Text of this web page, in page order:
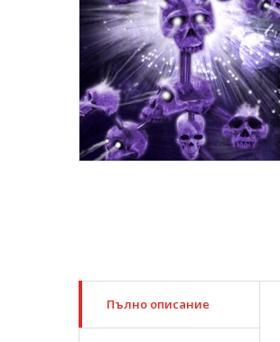
Пълно описание